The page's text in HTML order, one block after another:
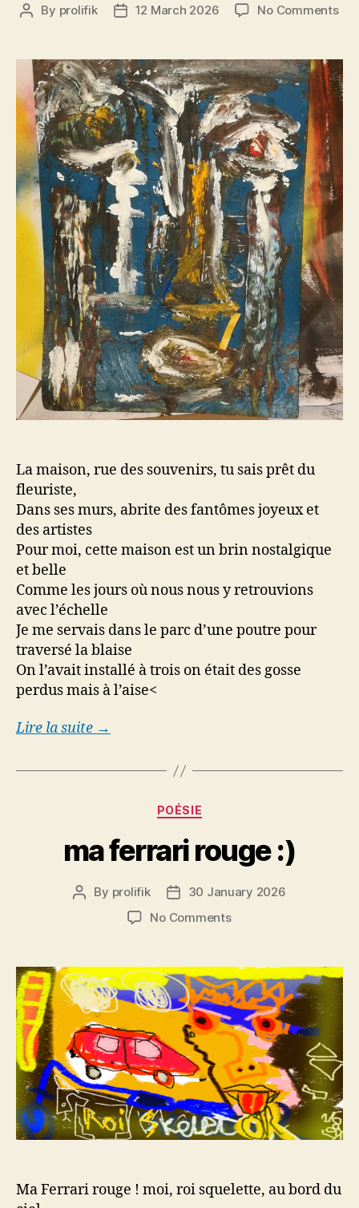
Post
By prolifik
Post12 March 2026 No Commentson
La maison, rue des souvenirs, tu sais prêt du
fleuriste,
Dans ses murs, abrite des fantômes joyeux et
des artistes
Pour moi, cette maison est un brin nostalgique
et belle
Comme les jours où nous nous y retrouvions
avec l’échelle
Je me servais dans le parc d’une poutre pour
traversé la blaise
On l’avait installé à trois on était des gosse
perdus mais à l’aise<
Lire la suite →
Categories
POÉSIE
ma ferrari rouge :)
Post
By prolifik
Post
date
30 January 2026
No Commentson
rouge
:)
Ma Ferrari rouge ! moi, roi squelette, au bord du